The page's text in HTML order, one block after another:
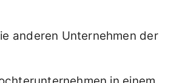
anderen Unternehmen der